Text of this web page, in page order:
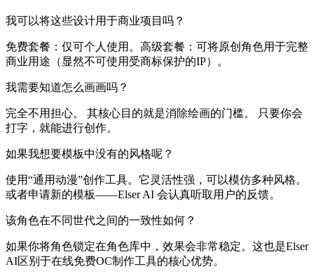
我可以将这些设计用于商业项目吗？
免费套餐：仅可个人使用。高级套餐：可将原创角色用于完整
商业用途（显然不可使用受商标保护的IP）。
我需要知道怎么画画吗？
完全不用担心。 其核心目的就是消除绘画的门槛。 只要你会
打字，就能进行创作。
如果我想要模板中没有的风格呢？
使用“通用动漫”创作工具。它灵活性强，可以模仿多种风格。
或者申请新的模板——Elser AI 会认真听取用户的反馈。
该角色在不同世代之间的一致性如何？
如果你将角色锁定在角色库中，效果会非常稳定。这也是Elser
AI区别于在线免费OC制作工具的核心优势。